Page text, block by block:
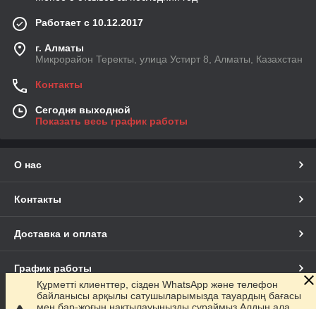
Работает с 10.12.2017
г. Алматы
Микрорайон Теректы, улица Устирт 8, Алматы, Казахстан
Контакты
Сегодня выходной
Показать весь график работы
О нас
Контакты
Доставка и оплата
График работы
Полная версия сайта
Құрметті клиенттер, сізден WhatsApp және телефон
байланысы арқылы сатушыларымызда тауардың бағасы